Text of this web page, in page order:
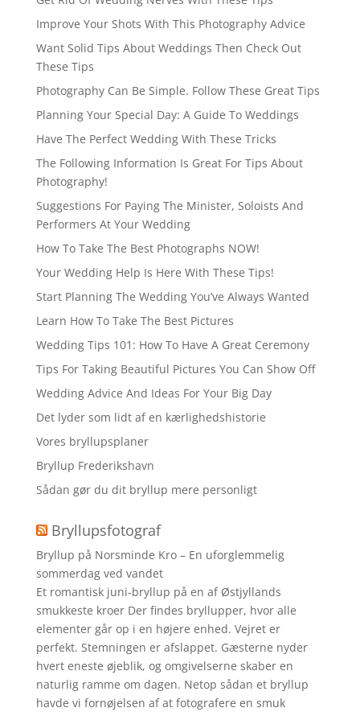
Improve Your Shots With This Photography Advice
Want Solid Tips About Weddings Then Check Out
These Tips
Photography Can Be Simple. Follow These Great Tips
Planning Your Special Day: A Guide To Weddings
Have The Perfect Wedding With These Tricks
The Following Information Is Great For Tips About
Photography!
Suggestions For Paying The Minister, Soloists And
Performers At Your Wedding
How To Take The Best Photographs NOW!
Your Wedding Help Is Here With These Tips!
Start Planning The Wedding You’ve Always Wanted
Learn How To Take The Best Pictures
Wedding Tips 101: How To Have A Great Ceremony
Tips For Taking Beautiful Pictures You Can Show Off
Wedding Advice And Ideas For Your Big Day
Det lyder som lidt af en kærlighedshistorie
Vores bryllupsplaner
Bryllup Frederikshavn
Sådan gør du dit bryllup mere personligt
Bryllupsfotograf
Bryllup på Norsminde Kro – En uforglemmelig
sommerdag ved vandet
Et romantisk juni-bryllup på en af Østjyllands
smukkeste kroer Der findes bryllupper, hvor alle
elementer går op i en højere enhed. Vejret er
perfekt. Stemningen er afslappet. Gæsterne nyder
hvert eneste øjeblik, og omgivelserne skaber en
naturlig ramme om dagen. Netop sådan et bryllup
havde vi fornøjelsen af at fotografere en smuk